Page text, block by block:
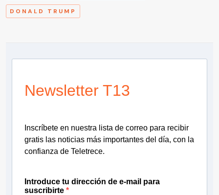
DONALD TRUMP
Newsletter T13
Inscríbete en nuestra lista de correo para recibir
gratis las noticias más importantes del día, con la
confianza de Teletrece.
Introduce tu dirección de e-mail para
suscribirte